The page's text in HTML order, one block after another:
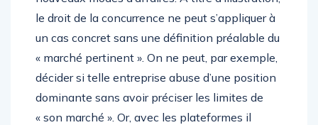
le droit de la concurrence ne peut s’appliquer à
un cas concret sans une définition préalable du
« marché pertinent ». On ne peut, par exemple,
décider si telle entreprise abuse d’une position
dominante sans avoir préciser les limites de
« son marché ». Or, avec les plateformes il